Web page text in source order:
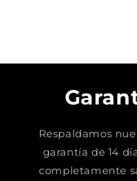
Respaldamos
garantía de 14
completamente